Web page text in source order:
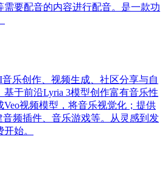
要配音的内容进行配音。是一款功
乐创作、视频生成、社区分享与自
于前沿Lyria 3模型创作富有音乐性
视频模型，将音乐视觉化；提供
音频插件、音乐游戏等。从灵感到发
始。